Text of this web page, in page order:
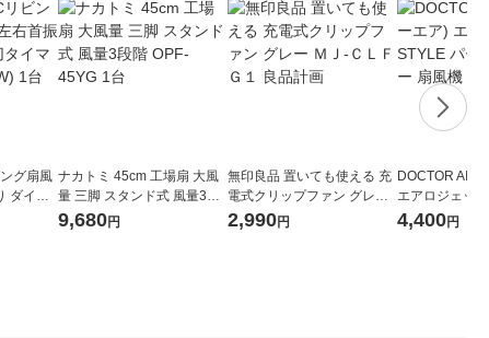
グ扇風
ダイヤ
BUD30
ナカトミ 45cm 工場扇 大風
量 三脚 スタンド式 風量3段
階 OPF-45YG 1台
9,680円
無印良品 置いても使える 充
電式クリップファン グレー
ＭＪ-ＣＬＦＧ１ 良品計画
2,990円
DOCTOR AIR(
エアロジェッ
ルアイボリー
4,400円